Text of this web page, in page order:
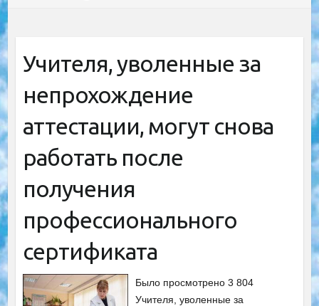
Учителя, уволенные за
непрохождение
аттестации, могут снова
работать после
получения
профессионального
сертификата
Было просмотрено 3 804
Учителя, уволенные за